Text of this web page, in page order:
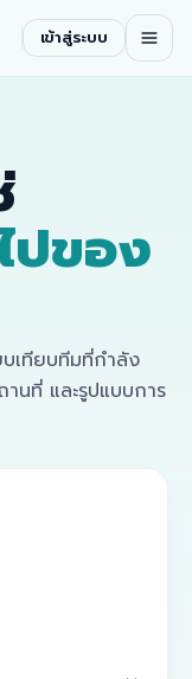
เข้าสู่ระบบ
ปของ
บเทียบทีมที่กำลัง
นที่ และรูปแบบการ